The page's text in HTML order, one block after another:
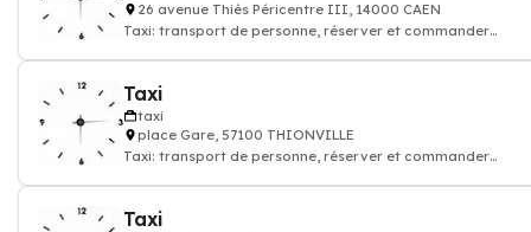
26 avenue Thiès Péricentre III, 14000 CAEN
Taxi: transport de personne, réserver et commander
Taxi
taxi
place Gare, 57100 THIONVILLE
Taxi: transport de personne, réserver et commander
Taxi